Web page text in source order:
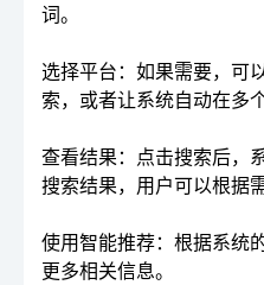
词。
选择平台：如果需要，可
索，或者让系统自动在多
查看结果：点击搜索后，
搜索结果，用户可以根据
使用智能推荐：根据系统
更多相关信息。